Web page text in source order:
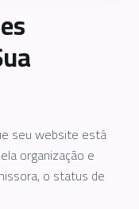
seu website está
organização e
o status de